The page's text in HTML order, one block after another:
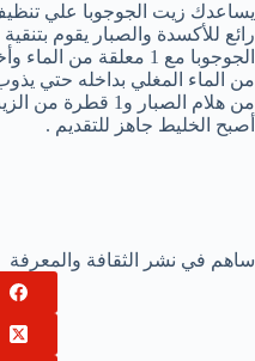
يساعدك زيت الجوجوبا علي
الجوجوبا مع 1 معلقة
من هلام الصبار و1
أصبح الخليط جاهز للتقديم .
ساهم في نشر الثقافة والمعرفة